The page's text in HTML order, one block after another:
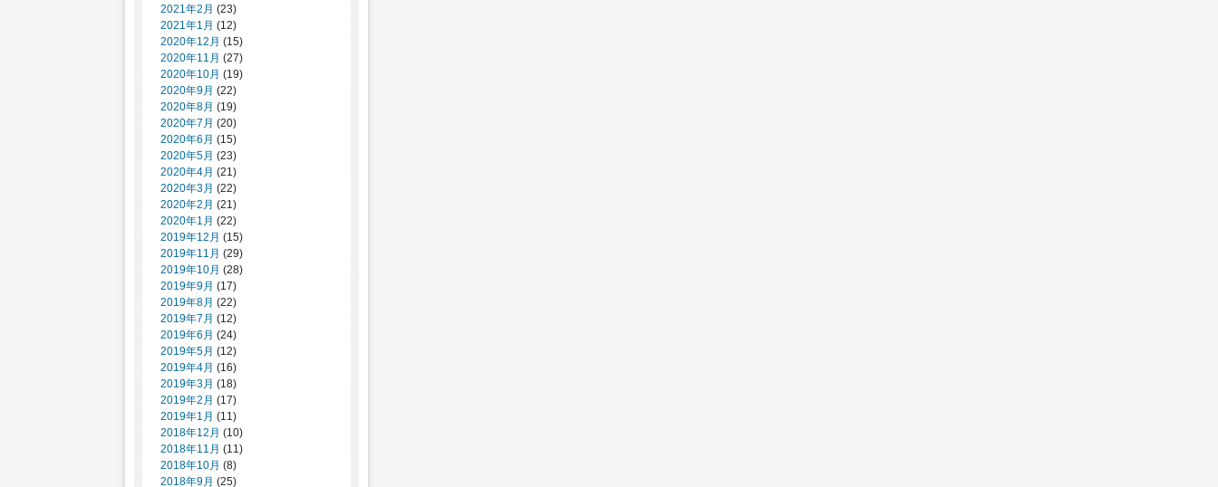
2021年2月 (23)
2021年1月 (12)
2020年12月 (15)
2020年11月 (27)
2020年10月 (19)
2020年9月 (22)
2020年8月 (19)
2020年7月 (20)
2020年6月 (15)
2020年5月 (23)
2020年4月 (21)
2020年3月 (22)
2020年2月 (21)
2020年1月 (22)
2019年12月 (15)
2019年11月 (29)
2019年10月 (28)
2019年9月 (17)
2019年8月 (22)
2019年7月 (12)
2019年6月 (24)
2019年5月 (12)
2019年4月 (16)
2019年3月 (18)
2019年2月 (17)
2019年1月 (11)
2018年12月 (10)
2018年11月 (11)
2018年10月 (8)
2018年9月 (25)